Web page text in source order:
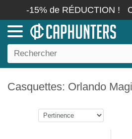
-15% de RÉDUCTION !
Casquettes: Orlando